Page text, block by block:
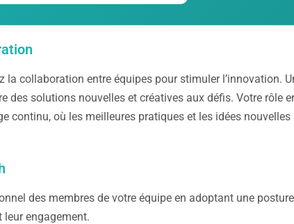
la collaboration entre équipes pour stimuler l’innovation.
des solutions nouvelles et créatives aux défis. Votre rôle
continu, où les meilleures pratiques et les idées
des membres de votre équipe en adoptant une
leur engagement.